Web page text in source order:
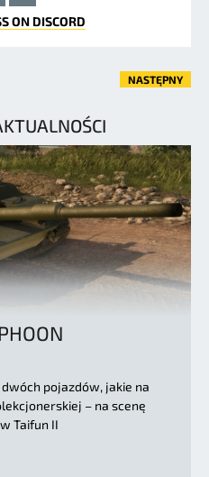
ON DISCORD
NASTĘPNY
pojazdów, jakie na
– na scenę
Taifun II